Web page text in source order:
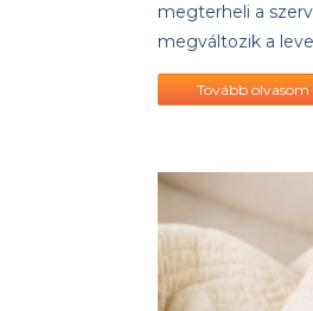
megterheli a
megváltozik a
Tovább olvasom